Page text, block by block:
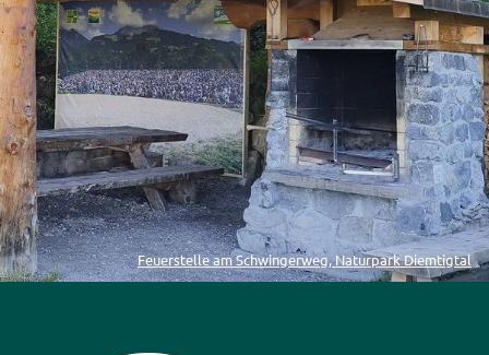
Feuerstelle am Schwingerweg, Naturpark Diemtigtal